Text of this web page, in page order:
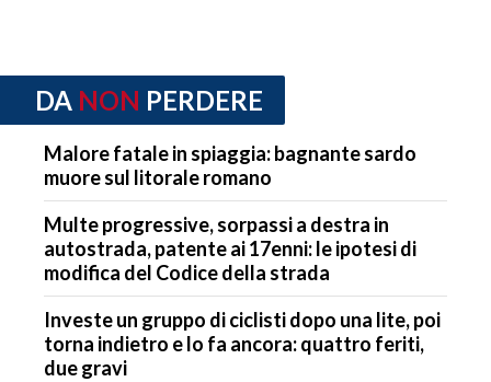
DA NON PERDERE
Malore fatale in spiaggia: bagnante sardo
muore sul litorale romano
Multe progressive, sorpassi a destra in
autostrada, patente ai 17enni: le ipotesi di
modifica del Codice della strada
Investe un gruppo di ciclisti dopo una lite, poi
torna indietro e lo fa ancora: quattro feriti,
due gravi